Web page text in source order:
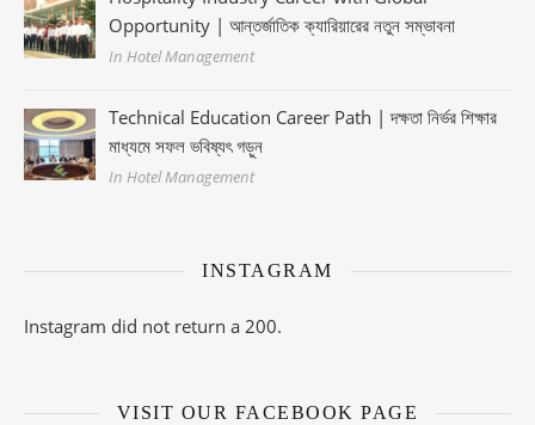
Opportunity | আন্তর্জাতিক ক্যারিয়ারের নতুন সম্ভাবনা
In Hotel Management
Technical Education Career Path | দক্ষতা নির্ভর শিক্ষার
মাধ্যমে সফল ভবিষ্যৎ গড়ুন
In Hotel Management
INSTAGRAM
Instagram did not return a 200.
VISIT OUR FACEBOOK PAGE